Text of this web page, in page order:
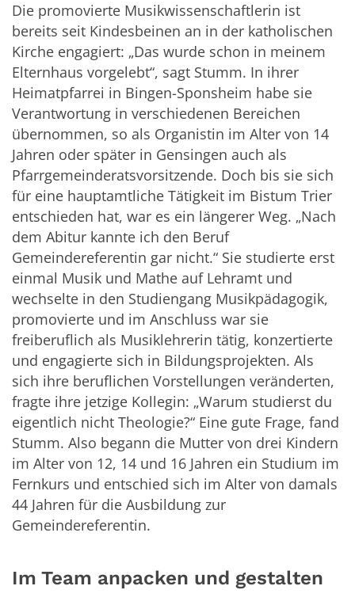
Die promovierte Musikwissenschaftlerin ist
bereits seit Kindesbeinen an in der katholischen
Kirche engagiert: „Das wurde schon in meinem
Elternhaus vorgelebt“, sagt Stumm. In ihrer
Heimatpfarrei in Bingen-Sponsheim habe sie
Verantwortung in verschiedenen Bereichen
übernommen, so als Organistin im Alter von 14
Jahren oder später in Gensingen auch als
Pfarrgemeinderatsvorsitzende. Doch bis sie sich
für eine hauptamtliche Tätigkeit im Bistum Trier
entschieden hat, war es ein längerer Weg. „Nach
dem Abitur kannte ich den Beruf
Gemeindereferentin gar nicht.“ Sie studierte erst
einmal Musik und Mathe auf Lehramt und
wechselte in den Studiengang Musikpädagogik,
promovierte und im Anschluss war sie
freiberuflich als Musiklehrerin tätig, konzertierte
und engagierte sich in Bildungsprojekten. Als
sich ihre beruflichen Vorstellungen veränderten,
fragte ihre jetzige Kollegin: „Warum studierst du
eigentlich nicht Theologie?“ Eine gute Frage, fand
Stumm. Also begann die Mutter von drei Kindern
im Alter von 12, 14 und 16 Jahren ein Studium im
Fernkurs und entschied sich im Alter von damals
44 Jahren für die Ausbildung zur
Gemeindereferentin.
Im Team anpacken und gestalten